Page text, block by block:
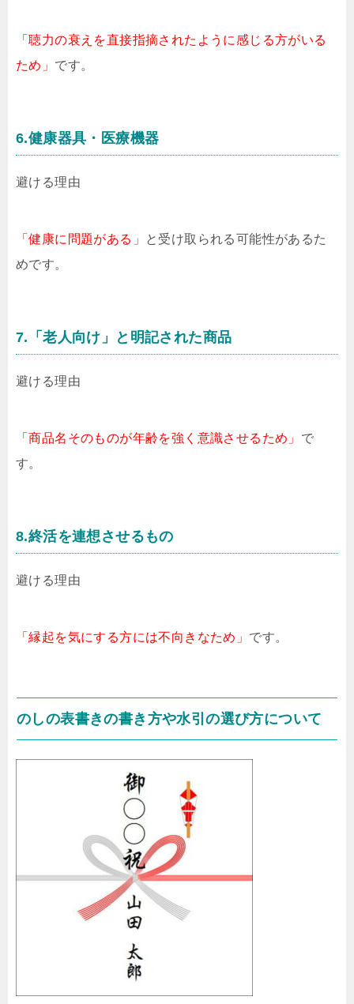
「聴力の衰えを直接指摘されたように感じる方がいる
ため」 です。
6.健康器具・医療機器
避ける理由
「健康に問題がある 」と受け取られる可能性があるた
めです。
7.「老人向け」と明記された商品
避ける理由
「商品名そのものが年齢を強く意識させるため」 で
す。
8.終活を連想させるもの
避ける理由
「縁起を気にする方には不向きなため」 です。
のしの表書きの書き方や水引の選び方について